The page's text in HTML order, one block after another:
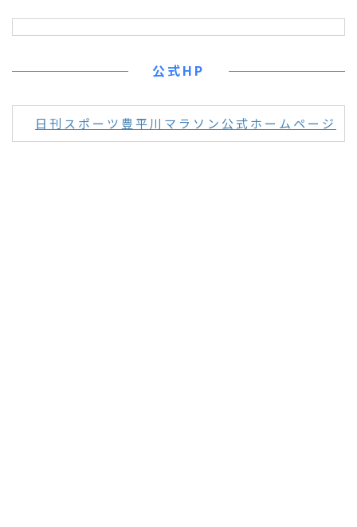
公式HP
日刊スポーツ豊平川マラソン公式ホームページ